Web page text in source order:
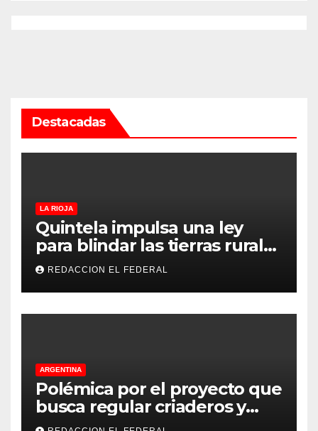
Destacadas
LA RIOJA
Quintela impulsa una ley
para blindar las tierras rurales
de La Rioja: cuáles son los
principales puntos
REDACCION EL FEDERAL
ARGENTINA
Polémica por el proyecto que
busca regular criaderos y
refugios de perros y gatos: